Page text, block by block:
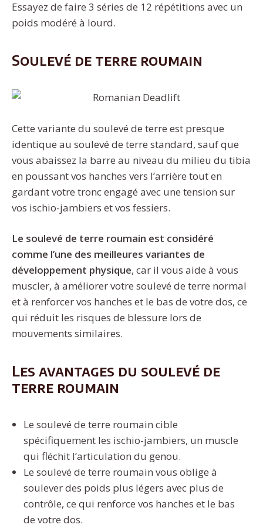
Essayez de faire 3 séries de 12 répétitions avec un
poids modéré à lourd.
Soulevé de terre roumain
Cette variante du soulevé de terre est presque
identique au soulevé de terre standard, sauf que
vous abaissez la barre au niveau du milieu du tibia
en poussant vos hanches vers l’arrière tout en
gardant votre tronc engagé avec une tension sur
vos ischio-jambiers et vos fessiers.
Le soulevé de terre roumain est considéré
comme l’une des meilleures variantes de
développement physique, car il vous aide à vous
muscler, à améliorer votre soulevé de terre normal
et à renforcer vos hanches et le bas de votre dos, ce
qui réduit les risques de blessure lors de
mouvements similaires.
Les avantages du soulevé de
terre roumain
Le soulevé de terre roumain cible
spécifiquement les ischio-jambiers, un muscle
qui fléchit l’articulation du genou.
Le soulevé de terre roumain vous oblige à
soulever des poids plus légers avec plus de
contrôle, ce qui renforce vos hanches et le bas
de votre dos.